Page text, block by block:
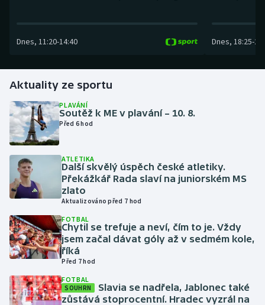
Golf
Házená
Jezdectví
Judo
Krasobruslení
Lezení
Lyže a snowboard
Moderní pětiboj
Motorsport
Dnes, 11:20-14:40 Dnes, 18:25-
Aktuality ze sportu
PLAVÁNÍ
Soutěž k ME v plavání – 10. 8.
Před 6 hod
ATLETIKA
Další skvělý úspěch české atletiky.
Překážkář Rada slaví na juniorském MS
zlato
Aktualizováno před 7 hod
FOTBAL
Chytil se trefuje a neví, čím to je. Vždy
jsem začal dávat góly až v sedmém kole,
říká
Před 7 hod
FOTBAL
SOUHRN
Slavia se nadřela, Jablonec také
zůstává stoprocentní. Hradec vyzrál na